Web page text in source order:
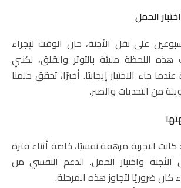
الحمل
على نقل الأجنة، حان الوقت لإجراء
هذه اللحظة مليئة بالتوتر والقلق، لكنني
جاء الاختبار إيجابيًا. أخيرًا، تحقق حلمنا
من التحديات والصبر.
كانت التجربة مرهقة نفسيًا، خاصة أثناء فترة
الأجنة واختبار الحمل. الدعم النفسي من
كان ضروريًا لتجاوز هذه المرحلة.